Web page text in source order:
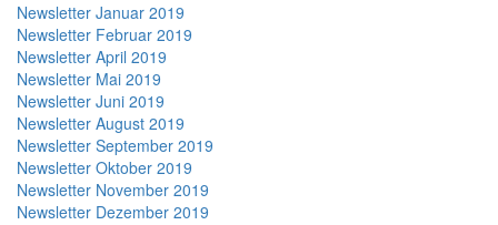
Newsletter Januar 2019
Newsletter Februar 2019
Newsletter April 2019
Newsletter Mai 2019
Newsletter Juni 2019
Newsletter August 2019
Newsletter September 2019
Newsletter Oktober 2019
Newsletter November 2019
Newsletter Dezember 2019